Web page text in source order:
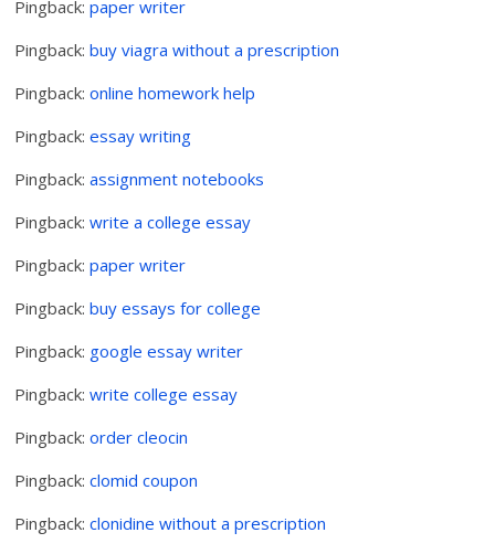
Pingback:paper writer
Pingback:buy viagra without a prescription
Pingback:online homework help
Pingback:essay writing
Pingback:assignment notebooks
Pingback:write a college essay
Pingback:paper writer
Pingback:buy essays for college
Pingback: google essay writer
Pingback:write college essay
Pingback:order cleocin
Pingback:clomid coupon
Pingback:clonidine without a prescription